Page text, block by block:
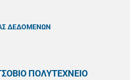
ΔΕΔΟΜΕΝΩΝ
ΠΟΛΥΤΕΧΝΕΙΟ